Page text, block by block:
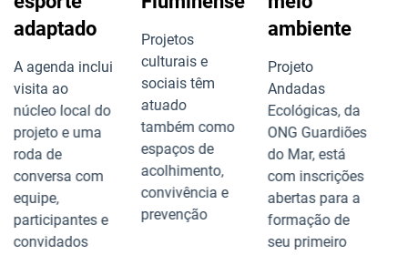
adaptado
A agenda inclui
visita ao
núcleo local do
projeto e uma
roda de
conversa com
equipe,
participantes e
convidados
Projetos
culturais e
sociais têm
atuado
também como
espaços de
acolhimento,
convivência e
prevenção
ambiente
Projeto
Andadas
Ecológicas, da
ONG Guardiões
do Mar, está
com inscrições
abertas para a
formação de
seu primeiro